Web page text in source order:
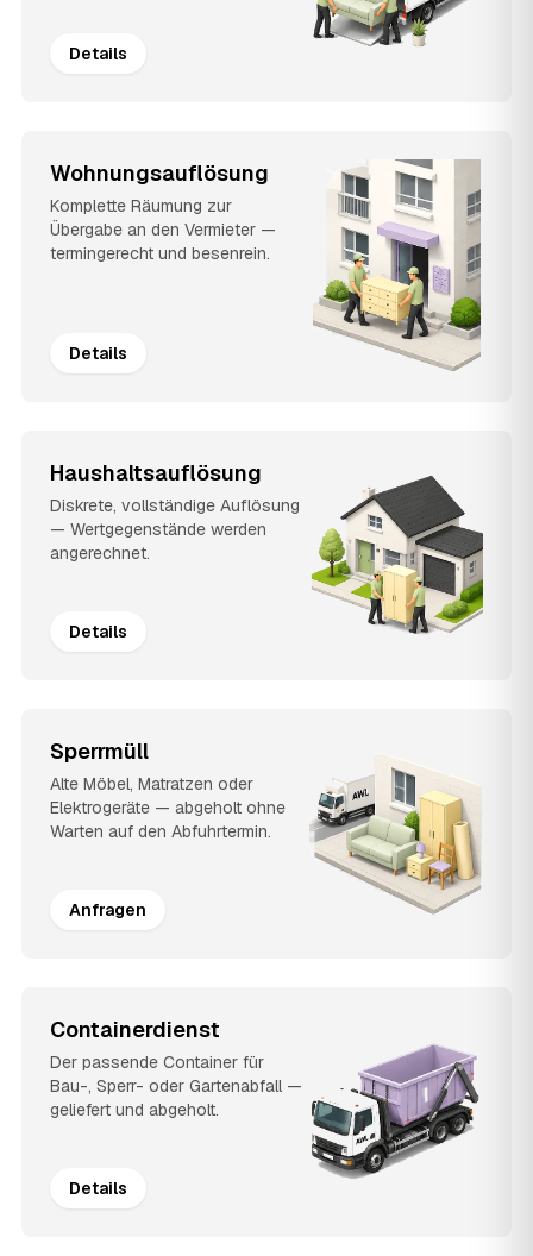
Details
Wohnungsauflösung
Komplette Räumung zur
Übergabe an den Vermieter —
termingerecht und besenrein.
Details
Haushaltsauflösung
Diskrete, vollständige Auflösung
— Wertgegenstände werden
angerechnet.
Details
Sperrmüll
Alte Möbel, Matratzen oder
Elektrogeräte — abgeholt ohne
Warten auf den Abfuhrtermin.
Anfragen
Containerdienst
Der passende Container für
Bau-, Sperr- oder Gartenabfall —
geliefert und abgeholt.
Details